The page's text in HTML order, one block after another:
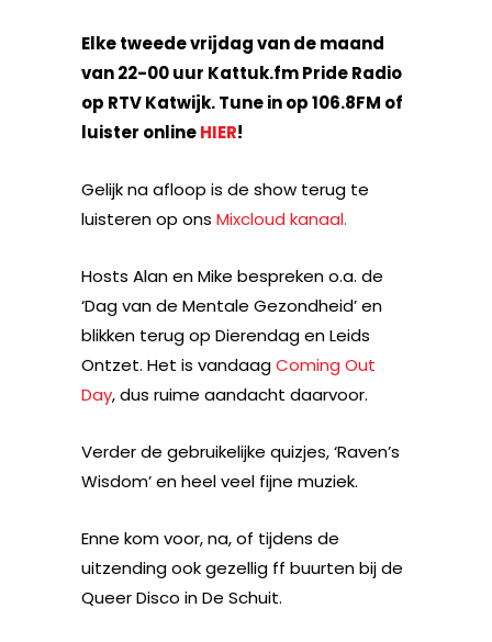
Elke tweede vrijdag van de maand
van 22-00 uur Kattuk.fm Pride Radio
op RTV Katwijk. Tune in op 106.8FM of
luister onlineHIER!
Gelijk na afloop is de show terug te
luisteren op ons Mixcloud kanaal.
Hosts Alan en Mike bespreken o.a. de
‘Dag van de Mentale Gezondheid’ en
blikken terug op Dierendag en Leids
Ontzet. Het is vandaagComing Out
Day, dus ruime aandacht daarvoor.
Verder de gebruikelijke quizjes, ‘Raven’s
Wisdom’ en heel veel fijne muziek.
Enne kom voor, na, of tijdens de
uitzending ook gezellig ff buurten bij de
Queer Disco in De Schuit.